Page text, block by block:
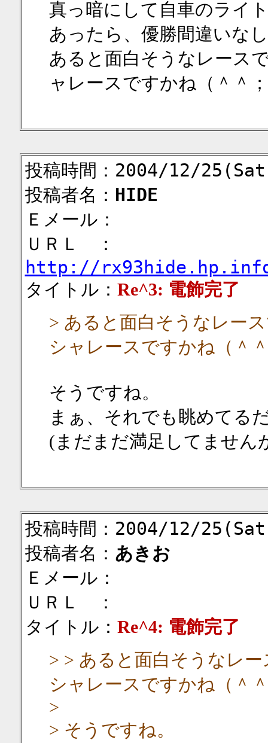
真っ暗にして自車のライ
あったら、優勝間違いな
あると面白そうなレース
ャレースですかね（＾＾；
投稿時間：2004/12/
投稿者名： HIDE
Ｅメール：
ＵＲＬ ：
http://
タイトル： Re^3: 電飾完了
> あると面白そうなレー
シャレースですかね（＾
そうですね。
まぁ、それでも眺めてる
(まだまだ満足してません
投稿時間：2004/12/
投稿者名： あきお
Ｅメール：
ＵＲＬ ：
タイトル： Re^4: 電飾完了
> > あると面白そうなレ
シャレースですかね（＾
>
> そうですね。